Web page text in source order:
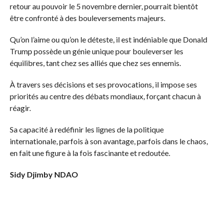
retour au pouvoir le 5 novembre dernier, pourrait bientôt
être confronté à des bouleversements majeurs.
Qu’on l’aime ou qu’on le déteste, il est indéniable que Donald
Trump possède un génie unique pour bouleverser les
équilibres, tant chez ses alliés que chez ses ennemis.
À travers ses décisions et ses provocations, il impose ses
priorités au centre des débats mondiaux, forçant chacun à
réagir.
Sa capacité à redéfinir les lignes de la politique
internationale, parfois à son avantage, parfois dans le chaos,
en fait une figure à la fois fascinante et redoutée.
Sidy Djimby NDAO